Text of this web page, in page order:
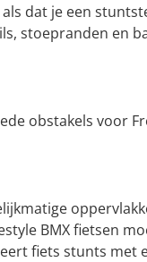
dat je een
stoepranden en
obstakels voor
BMX fietsen
fiets stunts met